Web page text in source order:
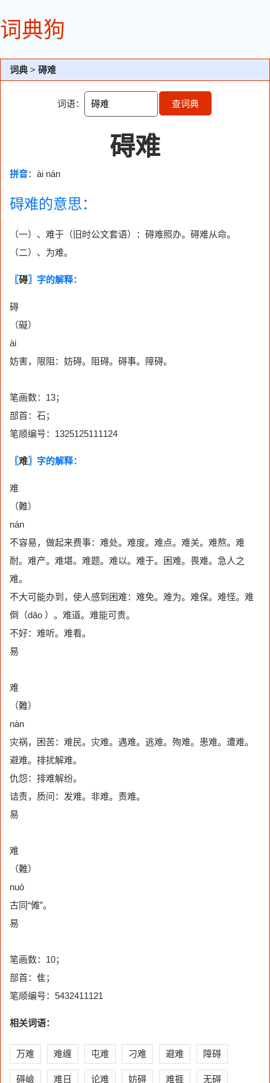
词典狗
词典 > 碍难
词语： 查词典
碍难
拼音：ài nán
碍难的意思：
（一）、难于（旧时公文套语）：碍难照办。碍难从命。
（二）、为难。
〖碍〗字的解释：
碍
（礙）
ài
妨害，限阻：妨碍。阻碍。碍事。障碍。
笔画数：13；
部首：石；
笔顺编号：1325125111124
〖难〗字的解释：
难
（難）
nán
不容易，做起来费事：难处。难度。难点。难关。难熬。难
耐。难产。难堪。难题。难以。难于。困难。畏难。急人之
难。
不大可能办到，使人感到困难：难免。难为。难保。难怪。难
倒（dǎo ）。难道。难能可贵。
不好：难听。难看。
易
难
（難）
nàn
灾祸，困苦：难民。灾难。遇难。逃难。殉难。患难。遭难。
避难。排扰解难。
仇怨：排难解纷。
诘责，质问：发难。非难。责难。
易
难
（難）
nuó
古同“傩”。
易
笔画数：10；
部首：隹；
笔顺编号：5432411121
相关词语：
万难 难缠 屯难 刁难 避难 障碍
碍嶮 难日 论难 妨碍 难捱 无碍